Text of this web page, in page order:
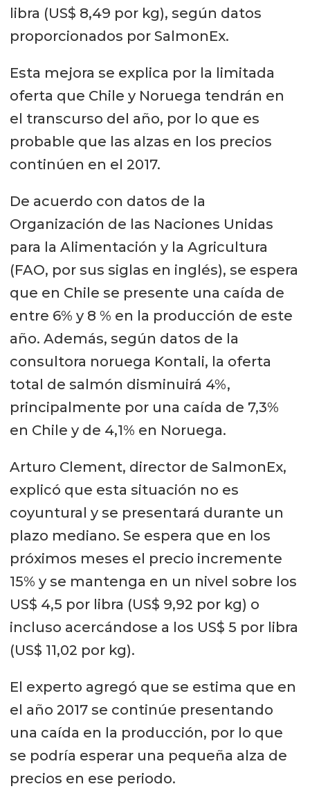
libra (US$ 8,49 por kg), según datos
proporcionados por SalmonEx.
Esta mejora se explica por la limitada
oferta que Chile y Noruega tendrán en
el transcurso del año, por lo que es
probable que las alzas en los precios
continúen en el 2017.
De acuerdo con datos de la
Organización de las Naciones Unidas
para la Alimentación y la Agricultura
(FAO, por sus siglas en inglés), se espera
que en Chile se presente una caída de
entre 6% y 8 % en la producción de este
año. Además, según datos de la
consultora noruega Kontali, la oferta
total de salmón disminuirá 4%,
principalmente por una caída de 7,3%
en Chile y de 4,1% en Noruega.
Arturo Clement, director de SalmonEx,
explicó que esta situación no es
coyuntural y se presentará durante un
plazo mediano. Se espera que en los
próximos meses el precio incremente
15% y se mantenga en un nivel sobre los
US$ 4,5 por libra (US$ 9,92 por kg) o
incluso acercándose a los US$ 5 por libra
(US$ 11,02 por kg).
El experto agregó que se estima que en
el año 2017 se continúe presentando
una caída en la producción, por lo que
se podría esperar una pequeña alza de
precios en ese periodo.